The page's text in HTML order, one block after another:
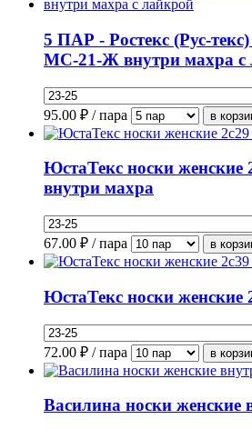
5 ПАР - Ростекс (Рус-
МС-21-Ж внутри махра с
95.00 ₽ / пара
ЮстаТекс носки женские
внутри махра
67.00 ₽ / пара
ЮстаТекс носки женские
72.00 ₽ / пара
Василина носки женские